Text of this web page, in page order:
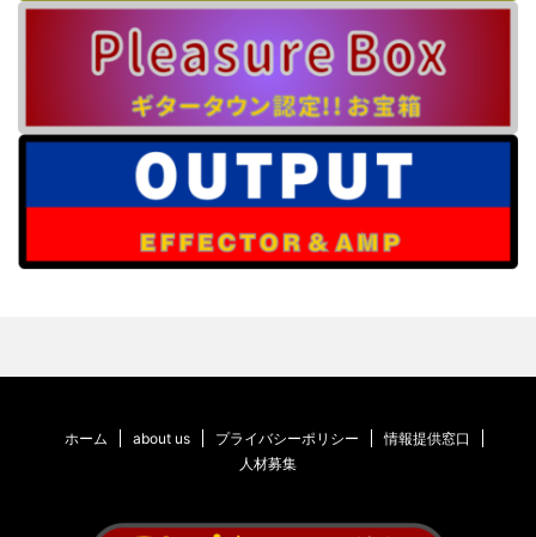
ホーム about us プライバシーポリシー
情報提供窓口
人材募集